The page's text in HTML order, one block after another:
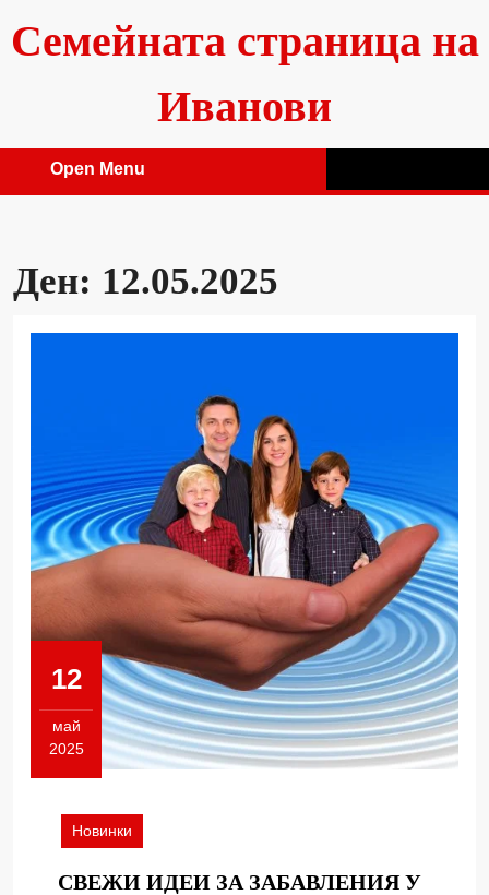
content
Семейната страница на
Иванови
Open Menu
Ден: 12.05.2025
12
май
2025
12.05.2025
Новинки
СВЕЖИ ИДЕИ ЗА ЗАБАВЛЕНИЯ У